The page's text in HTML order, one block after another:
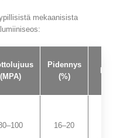
mekaanisista
(MPA)
Pidennys
(%)
16–20